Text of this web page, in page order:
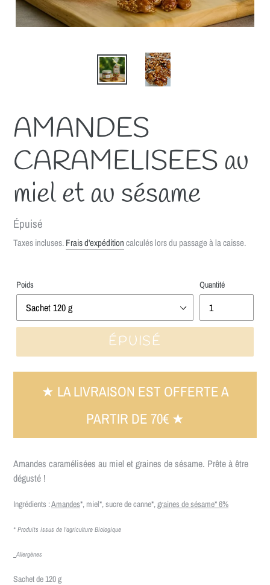
AMANDES
CARAMELISEES au
miel et au sésame
Prix
normal
Épuisé
Taxes incluses.Frais d'expéditioncalculés lors du passage à la caisse.
Poids Quantité
ÉPUISÉ
Amandes caramélisées au miel et graines de sésame. Prête à être
dégusté !
Ingrédients :Amandes*, miel*, sucre de canne*, graines de sésame* 6%
* Produits issus de l'agriculture Biologique
Allergènes
Sachet de 120 g